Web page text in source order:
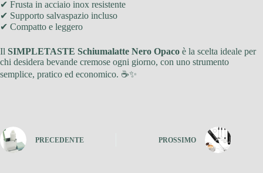
✔ Frusta in acciaio inox resistente
✔ Supporto salvaspazio incluso
✔ Compatto e leggero
Il SIMPLETASTE Schiumalatte Nero Opaco è la scelta ideale per
chi desidera bevande cremose ogni giorno, con uno strumento
semplice, pratico ed economico. ☕✨
PRECEDENTE PROSSIMO